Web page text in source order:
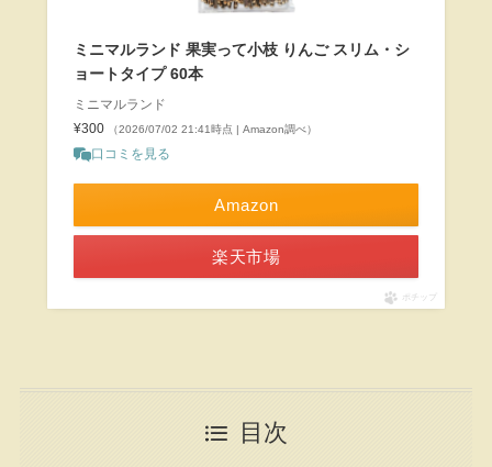
ミニマルランド 果実って小枝 りんご スリム・シ
ョートタイプ 60本
ミニマルランド
¥300
（2026/07/02 21:41時点 | Amazon調べ）
口コミを見る
Amazon
楽天市場
ポチップ
目次